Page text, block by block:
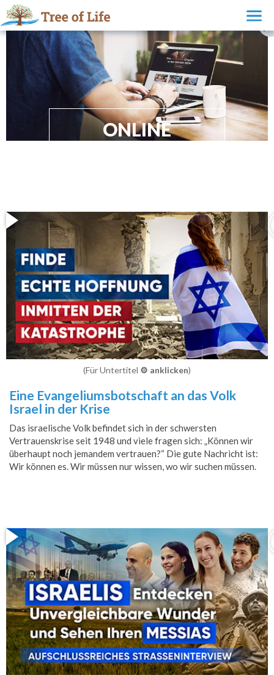
ONLINE
(Für Untertitel ⚙️ anklicken)
Eine Evangeliumsbotschaft an das Volk
Israel in der Krise
Das israelische Volk befindet sich in der schwersten
Vertrauenskrise seit 1948 und viele fragen sich: „Können wir
überhaupt noch jemandem vertrauen?“ Die gute Nachricht ist:
Wir können es. Wir müssen nur wissen, wo wir suchen müssen.